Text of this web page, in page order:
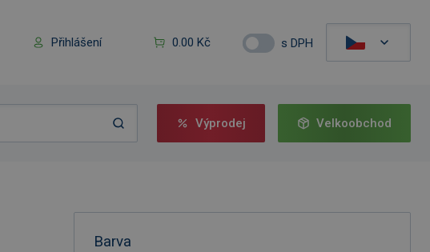
Přihlášení 0.00 Kč s DPH
Výprodej Velkoobchod
Barva